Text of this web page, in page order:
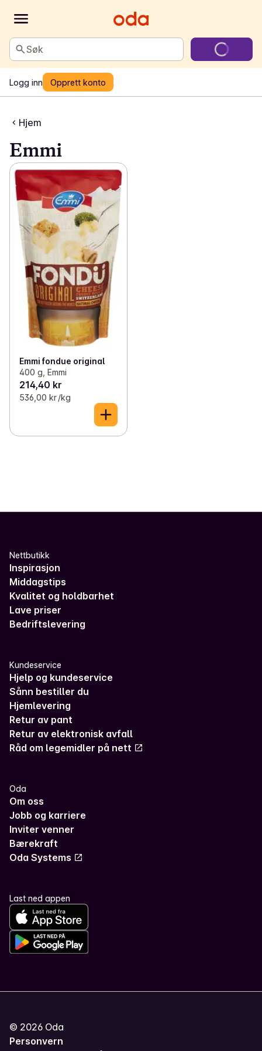
Søk
Logg inn Opprett konto
Hjem
Emmi
Emmi fondue original
400 g, Emmi
214,40 kr
536,00 kr /kg
Nettbutikk
Inspirasjon
Middagstips
Kvalitet og holdbarhet
Lave priser
Bedriftslevering
Kundeservice
Hjelp og kundeservice
Sånn bestiller du
Hjemlevering
Retur av pant
Retur av elektronisk avfall
Råd om legemidler på nett
Oda
Om oss
Jobb og karriere
Inviter venner
Bærekraft
Oda Systems
Last ned appen
© 2026 Oda
Personvern